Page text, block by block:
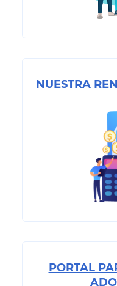
NUESTRA
PORTAL